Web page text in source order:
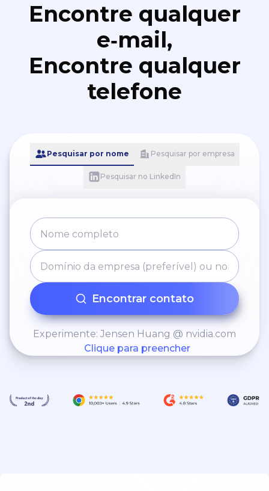
Encontre qualquer
e‑mail,
Encontre qualquer
telefone
Pesquisar por nome Pesquisar por empresa
Pesquisar no LinkedIn
Encontrar contato
Experimente: Jensen Huang @ nvidia.com
Clique para preencher